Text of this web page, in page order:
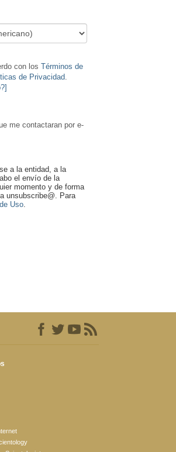
con losTérminos de
de Privacidad.
me contactaran por e-
a la entidad, a la
el envío de la
momento y de forma
unsubscribe@. Para
Uso.